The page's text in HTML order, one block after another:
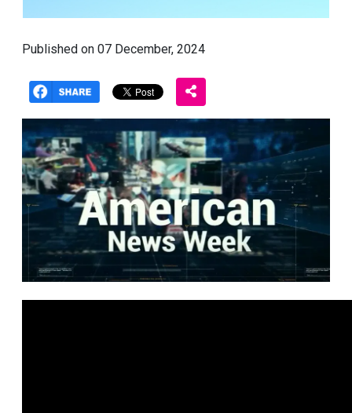
Published on 07 December, 2024